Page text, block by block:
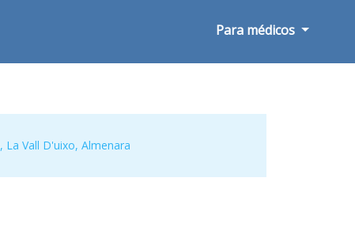
Para médicos
, La Vall D'uixo,Almenara